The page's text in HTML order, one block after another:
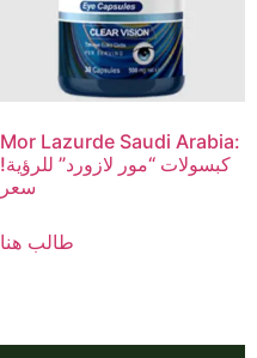
Mor Lazurde Saudi Arabia:
كبسولات “مور لازورد” للرؤية!
سعر
طالب هنا